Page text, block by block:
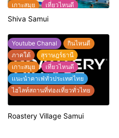
เกาะสมุย
เที่ยวไหนดี
แนะนำที่พักทั่วประเทศไทย
ไฮไลท์สถานที่ท่องเที่ยวทั่วไทย
Shiva Samui
Youtube Chanal
กินไหนดี
ภาคใต้
สุราษฎร์ธานี
เกาะสมุย
เที่ยวไหนดี
เเนะนำคาเฟ่ทั่วประเทศไทย
ไฮไลท์สถานที่ท่องเที่ยวทั่วไทย
Roastery Village Samui